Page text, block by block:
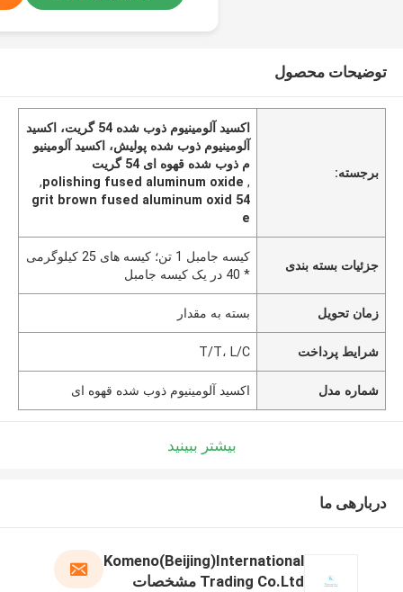
توضیحات محصول
برجسته:
اکسید آلومینیوم ذوب شده 54 گریت، اکسید
آلومینیوم ذوب شده پولیش، اکسید آلومینیو
م ذوب شده قهوه ای 54 گریت
,
polishing fused aluminum oxide
,
54 grit brown fused aluminum oxid
e
جزئیات بسته بندی
کیسه جامبل 1 تن؛ کیسه های 25 کیلوگرمی
* 40 در یک کیسه جامبل
زمان تحویل بسته به مقدار
شرایط پرداخت T/T، L/C
شماره مدل اکسید آلومینیوم ذوب شده قهوه ای
بیشتر ببینید
دربارهی ما
Komeno(Beijing)International
Trading Co.Ltd مشخصات